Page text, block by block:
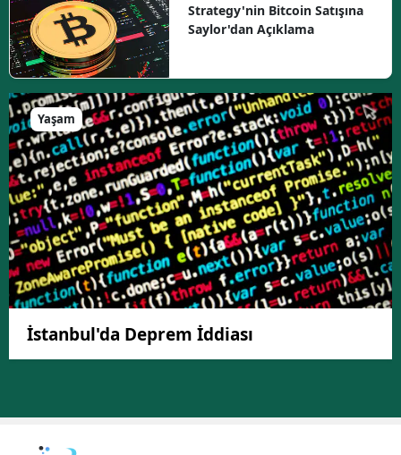
Strategy'nin Bitcoin Satışına
Saylor'dan Açıklama
Yaşam
İstanbul'da Deprem İddiası